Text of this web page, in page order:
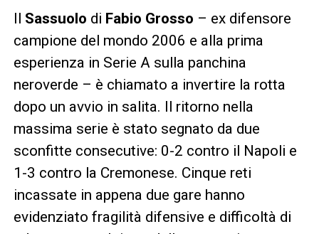
Il Sassuolo di Fabio Grosso – ex difensore
campione del mondo 2006 e alla prima
esperienza in Serie A sulla panchina
neroverde – è chiamato a invertire la rotta
dopo un avvio in salita. Il ritorno nella
massima serie è stato segnato da due
sconfitte consecutive: 0-2 contro il Napoli e
1-3 contro la Cremonese. Cinque reti
incassate in appena due gare hanno
evidenziato fragilità difensive e difficoltà di